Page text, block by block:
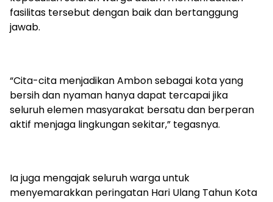
fasilitas tersebut dengan baik dan bertanggung
jawab.
“Cita-cita menjadikan Ambon sebagai kota yang
bersih dan nyaman hanya dapat tercapai jika
seluruh elemen masyarakat bersatu dan berperan
aktif menjaga lingkungan sekitar,” tegasnya.
Ia juga mengajak seluruh warga untuk
menyemarakkan peringatan Hari Ulang Tahun Kota